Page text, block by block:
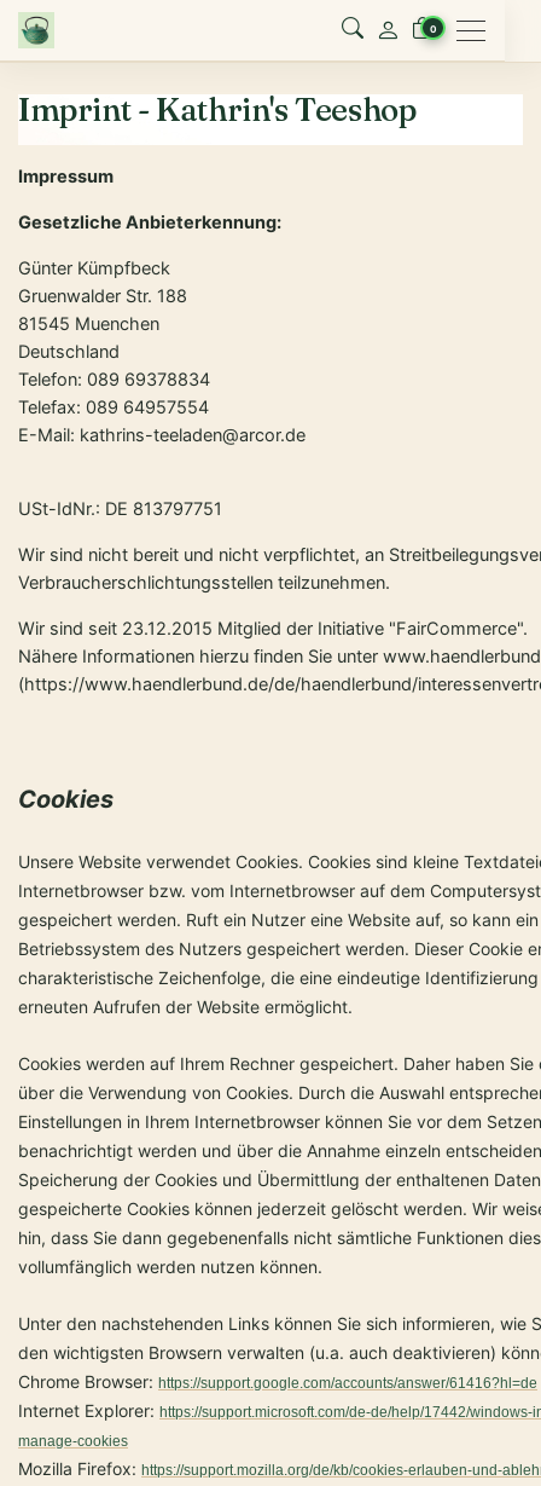
0 Menu
Imprint - Kathrin's Teeshop
Impressum
Gesetzliche Anbieterkennung:
Günter Kümpfbeck
Gruenwalder Str. 188
81545 Muenchen
Deutschland
Telefon: 089 69378834
Telefax: 089 64957554
E-Mail: kathrins-teeladen@arcor.de
USt-IdNr.: DE 813797751
Wir sind nicht bereit und nicht verpflichtet, an
Verbraucherschlichtungsstellen teilzunehmen.
Wir sind seit 23.12.2015 Mitglied der Initiative "FairCommerce".
Nähere Informationen hierzu finden Sie unter
(https://www.haendlerbund.de/de/haendlerbund/
Cookies
Unsere Website verwendet Cookies. Cookies sind kleine
Internetbrowser bzw. vom Internetbrowser auf dem
gespeichert werden. Ruft ein Nutzer eine Website auf, so kann
Betriebssystem des Nutzers gespeichert werden. Dieser Cookie
charakteristische Zeichenfolge, die eine eindeutige
erneuten Aufrufen der Website ermöglicht.
Cookies werden auf Ihrem Rechner gespeichert. Daher haben Sie
über die Verwendung von Cookies. Durch die Auswahl
Einstellungen in Ihrem Internetbrowser können Sie vor dem
benachrichtigt werden und über die Annahme einzeln
Speicherung der Cookies und Übermittlung der enthaltenen
gespeicherte Cookies können jederzeit gelöscht werden. Wir
hin, dass Sie dann gegebenenfalls nicht sämtliche Funktionen
vollumfänglich werden nutzen können.
Unter den nachstehenden Links können Sie sich informieren, wie
den wichtigsten Browsern verwalten (u.a. auch deaktivieren)
Chrome Browser: https://support.google.com/accounts/answer/61416?hl=de
Internet Explorer: https://support.microsoft.com/de-de/help/17442/windows-
manage-cookies
Mozilla Firefox: https://support.mozilla.org/de/kb/cookies-erlauben-und-